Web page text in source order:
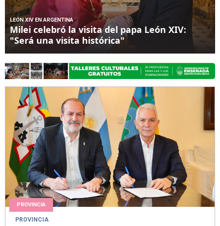
LEÓN XIV EN ARGENTINA
Milei celebró la visita del papa León XIV:
"Será una visita histórica"
PROVINCIA
PROVINCIA